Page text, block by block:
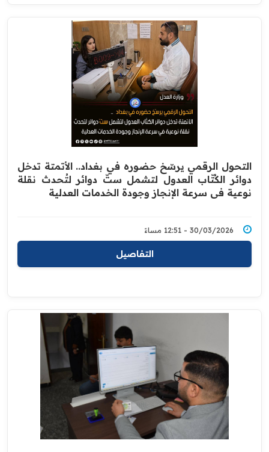
التحول الرقمي يرسّخ حضوره في بغداد.. الأتمتة تدخل
دوائر الكُتّاب العدول لتشمل ستّ دوائر لتُحدث نقلة
نوعية في سرعة الإنجاز وجودة الخدمات العدلية
30/03/2026 - 12:51 مساءً
التفاصيل